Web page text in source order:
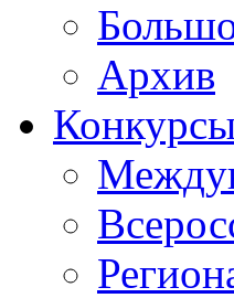
Архив